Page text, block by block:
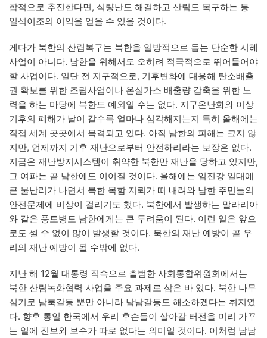
합적으로 추진한다면, 식량난도 해결하고 산림도 복구하는 등
일석이조의 이익을 얻을 수 있을 것이다.
게다가 북한의 산림복구는 북한을 일방적으로 돕는 단순한 시혜
사업이 아니다. 남한을 위해서도 오히려 적극적으로 뛰어들어야
할 사업이다. 일단 전 지구적으로, 기후변화에 대응해 탄소배출
권 확보를 위한 조림사업이나 온실가스 배출량 감축을 위한 노
력을 하는 마당에 북한도 예외일 수는 없다. 지구온난화와 이상
기후의 폐해가 날이 갈수록 얼마나 심각해지는지 특히 올해에는
직접 세계 곳곳에서 목격되고 있다. 아직 남한의 피해는 크지 않
지만, 언제까지 기후 재난으로부터 안전하리라는 보장은 없다.
지금은 재난방지시스템이 취약한 북한만 재난을 당하고 있지만,
그 여파는 곧 남한에도 이어질 것이다. 올해에는 임진강 일대에
큰 물난리가 나면서 북한 목함 지뢰가 떠 내려와 남한 주민들의
안전문제에 비상이 걸리기도 했다. 북한에서 발생하는 말라리아
와 같은 풍토병도 남한에게는 큰 두려움이 된다. 이런 일은 앞으
로도 셀 수 없이 많이 발생할 것이다. 북한의 재난 예방이 곧 우
리의 재난 예방이 될 수밖에 없다.
지난 해 12월 대통령 직속으로 출범한 사회통합위원회에서는
북한 산림녹화협력 사업을 주요 과제로 삼은 바 있다. 북한 나무
심기로 남북갈등 뿐만 아니라 남남갈등도 해소하겠다는 취지였
다. 향후 통일 한국에서 우리 후손들이 살아갈 터전을 미리 가꾸
는 일에 진보와 보수가 따로 없다는 의미일 것이다. 이처럼 남남